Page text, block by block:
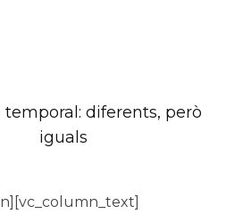
temporal: diferents, però
iguals